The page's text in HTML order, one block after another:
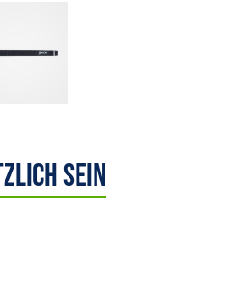
sein